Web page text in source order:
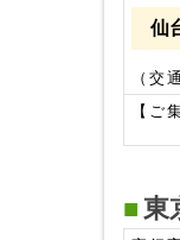
仙
（交
【
東